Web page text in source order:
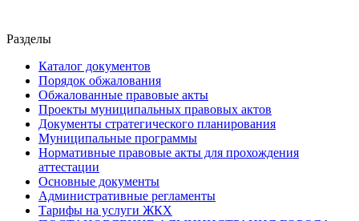
Разделы
Каталог документов
Порядок обжалования
Обжалованные правовые акты
Проекты муниципальных правовых актов
Документы стратегического планирования
Муниципальные программы
Нормативные правовые акты для прохождения
аттестации
Основные документы
Административные регламенты
Тарифы на услуги ЖКХ